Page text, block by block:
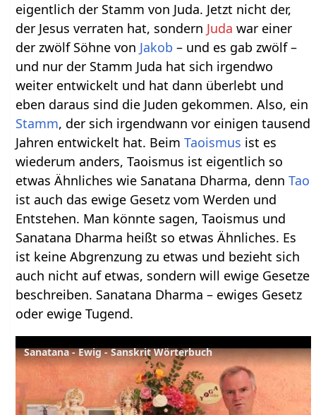
eigentlich der Stamm von Juda. Jetzt nicht der,
der Jesus verraten hat, sondern Juda war einer
der zwölf Söhne von Jakob – und es gab zwölf –
und nur der Stamm Juda hat sich irgendwo
weiter entwickelt und hat dann überlebt und
eben daraus sind die Juden gekommen. Also, ein
Stamm, der sich irgendwann vor einigen tausend
Jahren entwickelt hat. BeimTaoismus ist es
wiederum anders, Taoismus ist eigentlich so
etwas Ähnliches wie Sanatana Dharma, dennTao
ist auch das ewige Gesetz vom Werden und
Entstehen. Man könnte sagen, Taoismus und
Sanatana Dharma heißt so etwas Ähnliches. Es
ist keine Abgrenzung zu etwas und bezieht sich
auch nicht auf etwas, sondern will ewige Gesetze
beschreiben. Sanatana Dharma – ewiges Gesetz
oder ewige Tugend.
Sanatana - Ewig - Sanskrit Wörterbuch